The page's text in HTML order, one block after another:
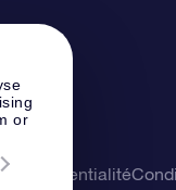
or
confidentialité